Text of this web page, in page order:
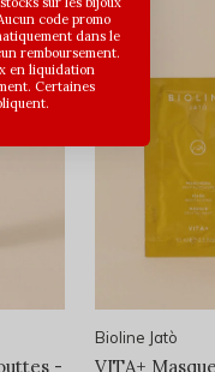
-
Bioline Jatò
VITA+
code promo
dans le
remboursement.
en liquidation
Certaines